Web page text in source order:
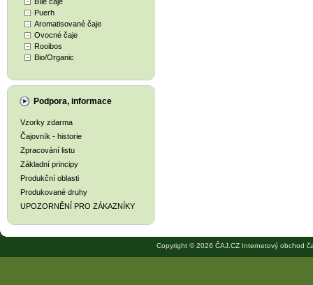
Puerh
Aromatisované čaje
Ovocné čaje
Rooibos
Bio/Organic
Podpora, informace
Vzorky zdarma
Čajovník - historie
Zpracování listu
Základní principy
Produkční oblasti
Produkované druhy
UPOZORNĚNÍ PRO ZÁKAZNÍKY
Copyright © 2026 ČAJ.CZ Internetový obchod